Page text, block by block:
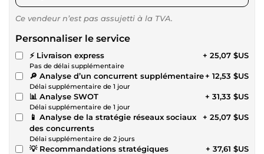
Ce vendeur n’est pas assujetti à la TVA.
Personnaliser le service
⚡ Livraison express
Pas de délai supplémentaire
+ 25,07 $US
🔎 Analyse d’un concurrent supplémentaire
Délai supplémentaire de 1 jour
+ 12,53 $US
📊 Analyse SWOT
Délai supplémentaire de 1 jour
+ 31,33 $US
📱 Analyse de la stratégie réseaux sociaux
des concurrents
Délai supplémentaire de 2 jours
+ 25,07 $US
💡 Recommandations stratégiques
+ 37,61 $US